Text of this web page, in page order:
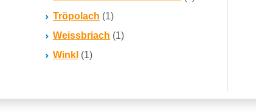
Tröpolach (1)
Weissbriach (1)
Winkl (1)